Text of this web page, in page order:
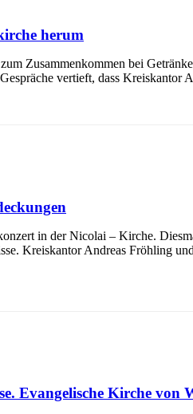
herum
Zusammenkommen bei
vertieft, dass
in der Nicolai – Kirche.
Kreiskantor Andreas Fröhling
Evangelische Kirche von